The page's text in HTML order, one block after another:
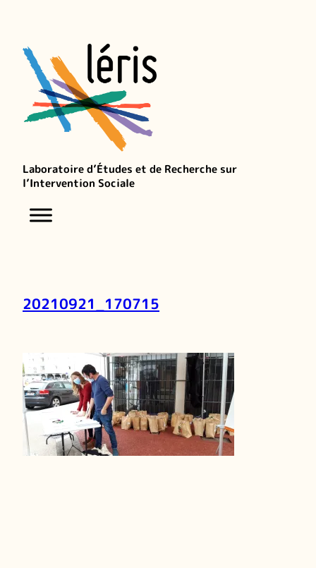
Laboratoire d’Études et de Recherche sur
l’Intervention Sociale
20210921_170715